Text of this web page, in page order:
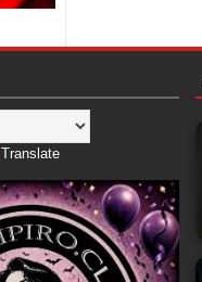
Translate